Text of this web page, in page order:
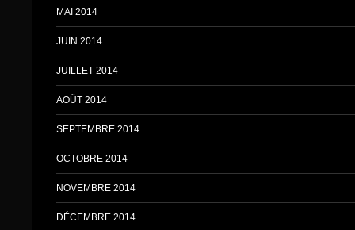
MAI 2014
JUIN 2014
JUILLET 2014
AOÛT 2014
SEPTEMBRE 2014
OCTOBRE 2014
NOVEMBRE 2014
DÉCEMBRE 2014